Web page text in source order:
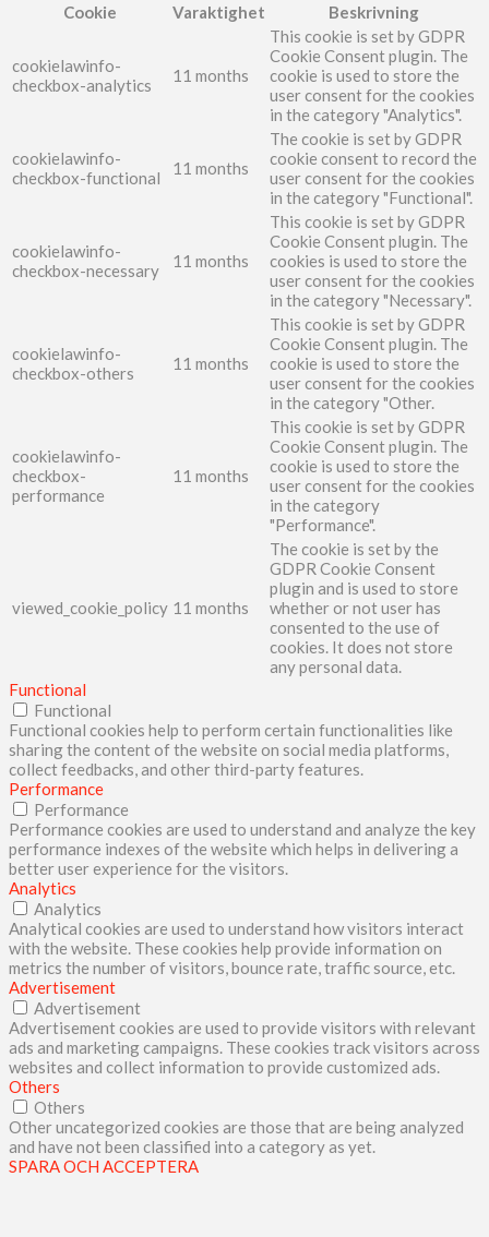
Cookie
Varaktighet Beskrivning
cookielawinfo-
checkbox-analytics
11 months
This cookie is set by GDPR
Cookie Consent plugin. The
cookie is used to store the
user consent for the cookies
in the category "Analytics".
cookielawinfo-
checkbox-functional
11 months
The cookie is set by GDPR
cookie consent to record the
user consent for the cookies
in the category "Functional".
cookielawinfo-
checkbox-necessary
11 months
This cookie is set by GDPR
Cookie Consent plugin. The
cookies is used to store the
user consent for the cookies
in the category "Necessary".
cookielawinfo-
checkbox-others
11 months
This cookie is set by GDPR
Cookie Consent plugin. The
cookie is used to store the
user consent for the cookies
in the category "Other.
cookielawinfo-
checkbox-
performance
11 months
This cookie is set by GDPR
Cookie Consent plugin. The
cookie is used to store the
user consent for the cookies
in the category
"Performance".
viewed_cookie_policy 11 months
The cookie is set by the
GDPR Cookie Consent
plugin and is used to store
whether or not user has
consented to the use of
cookies. It does not store
any personal data.
Functional
Functional
Functional cookies help to perform certain functionalities like
sharing the content of the website on social media platforms,
collect feedbacks, and other third-party features.
Performance
Performance
Performance cookies are used to understand and analyze the key
performance indexes of the website which helps in delivering a
better user experience for the visitors.
Analytics
Analytics
Analytical cookies are used to understand how visitors interact
with the website. These cookies help provide information on
metrics the number of visitors, bounce rate, traffic source, etc.
Advertisement
Advertisement
Advertisement cookies are used to provide visitors with relevant
ads and marketing campaigns. These cookies track visitors across
websites and collect information to provide customized ads.
Others
Others
Other uncategorized cookies are those that are being analyzed
and have not been classified into a category as yet.
SPARA OCH ACCEPTERA